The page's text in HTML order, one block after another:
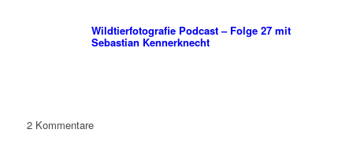
Wildtierfotografie Podcast – Folge 27 mit
Sebastian Kennerknecht
2 Kommentare